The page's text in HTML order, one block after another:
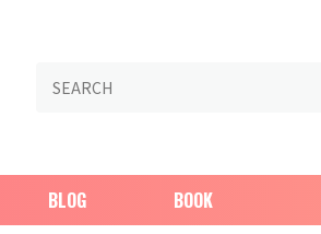
BLOG BOOK